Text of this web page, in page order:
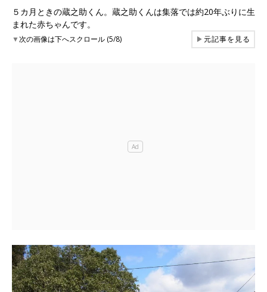
５カ月ときの蔵之助くん。蔵之助くんは集落では約20年ぶりに生
まれた赤ちゃんです。
▼次の画像は下へスクロール (5/8) ▶元記事を見る